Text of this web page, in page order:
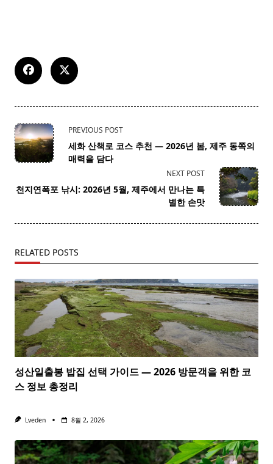
<span
class="nav-
subtitle
reader-
PREVIOUS POST
세화 산책로 코스 추천 — 2026년 봄, 제주 동쪽의
매력을 담다
NEXT POST
천지연폭포 낚시: 2026년 5월, 제주에서 만나는 특
별한 손맛
RELATED POSTS
성산일출봉 밥집 선택 가이드 — 2026 방문객을 위한 코
스 정보 총정리
Lveden 8월 2, 2026